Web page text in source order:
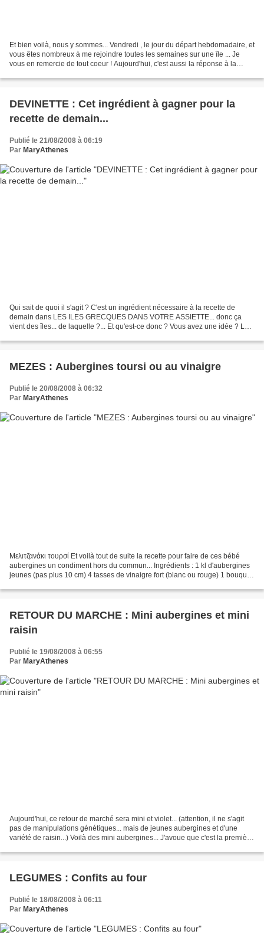
Et bien voilà, nous y sommes... Vendredi , le jour du départ hebdomadaire, et
vous êtes nombreux à me rejoindre toutes les semaines sur une île ... Je
vous en remercie de tout coeur ! Aujourd'hui, c'est aussi la réponse à la
DEVINETTE : Cet ingrédient à gagner pour la
recette de demain...
Publié le 21/08/2008 à 06:19
Par MaryAthenes
Qui sait de quoi il s'agit ? C'est un ingrédient nécessaire à la recette de
demain dans LES ILES GRECQUES DANS VOTRE ASSIETTE... donc ça
vient des îles... de laquelle ?... Et qu'est-ce donc ? Vous avez une idée ? Le
MEZES : Aubergines toursi ou au vinaigre
Publié le 20/08/2008 à 06:32
Par MaryAthenes
Μελιτζανάκι τουρσί Et voilà tout de suite la recette pour faire de ces bébé
aubergines un condiment hors du commun... Ingrédients : 1 kl d'aubergines
jeunes (pas plus 10 cm) 4 tasses de vinaigre fort (blanc ou rouge) 1 bouquet
RETOUR DU MARCHE : Mini aubergines et mini
raisin
Publié le 19/08/2008 à 06:55
Par MaryAthenes
Aujourd'hui, ce retour de marché sera mini et violet... (attention, il ne s'agit
pas de manipulations génétiques... mais de jeunes aubergines et d'une
variété de raisin...) Voilà des mini aubergines... J'avoue que c'est la première
LEGUMES : Confits au four
Publié le 18/08/2008 à 06:11
Par MaryAthenes